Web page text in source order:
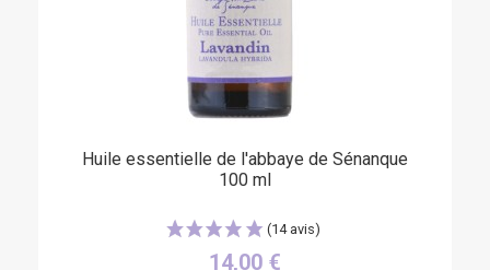
Huile essentielle de l'abbaye de Sénanque
100 ml
14,00 €